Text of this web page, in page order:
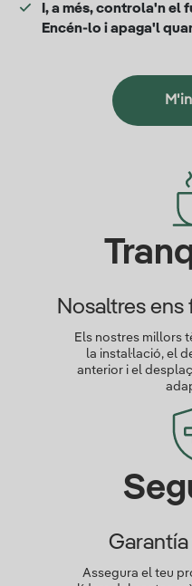
I, a més, controla'n el
Encén-lo i apaga'l
Nosaltres
Els nostres millors
la instal·lació, el
anterior i el
Garantía
Assegura el teu